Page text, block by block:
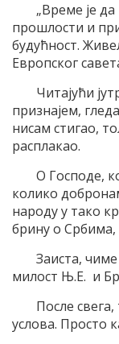
„Време је
прошлости и
будућност.
Европског
Читајући
признајем,
нисам стигао,
расплакао.
О Господе,
колико
народу у тако
брину о Србима,
Заиста,
милост Њ.Е. и
После
услова. Просто